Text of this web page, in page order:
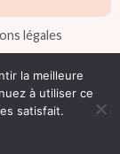
légales
la meilleure
à utiliser ce
satisfait.
de l’impact